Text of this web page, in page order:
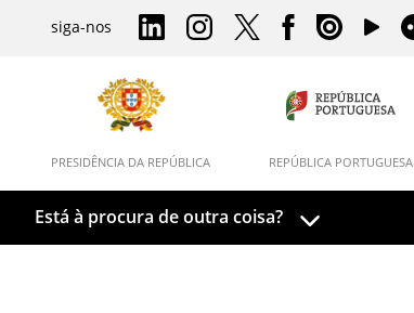
siga-nos
PRESIDÊNCIA DA REPÚBLICA REPÚBLICA PORTUGUESA
Está à procura de outra coisa?